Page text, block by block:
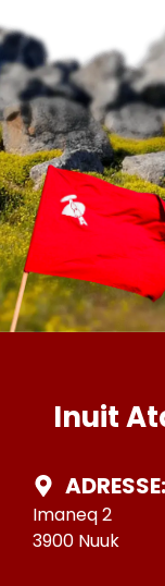
Inuit
ADRESSE:
Imaneq 2
3900 Nuuk